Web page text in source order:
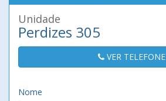
Unidade
Perdizes 305
VER TELEFONE
Nome